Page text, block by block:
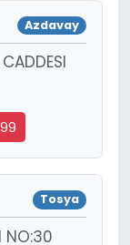
Azdavay
Tosya
NO:30